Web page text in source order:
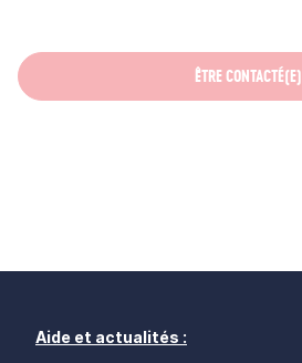
ÊTRE CONTACTÉ(E)
Aide et actualités :